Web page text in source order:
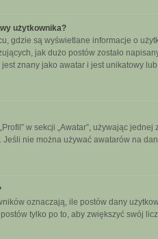
użytkownika?
gdzie są wyświetlane informacje o
jak dużo postów zostało
znany jako awatar i jest unikatowy
w sekcji „Awatar”, używając
nie można używać awatarów na
oznaczają, ile postów dany
tylko po to, aby zwiększyć swój